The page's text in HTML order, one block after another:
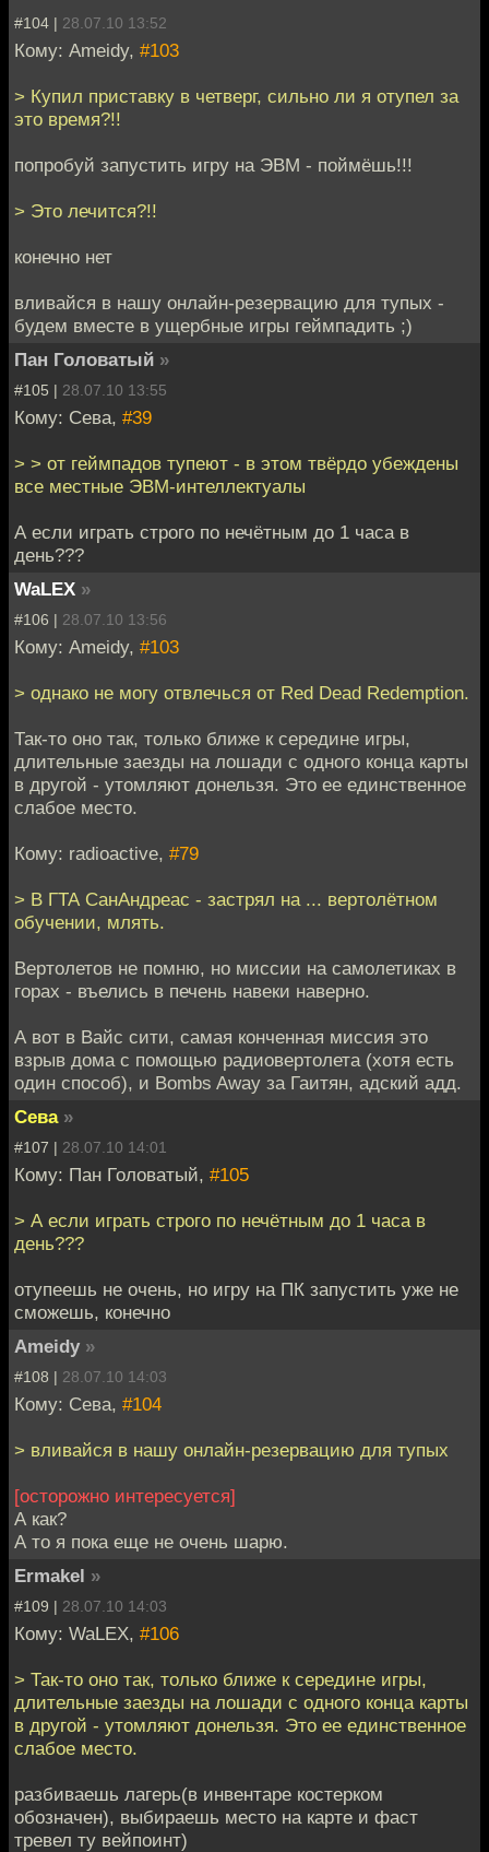
#104 | 28.07.10 13:52
Кому: Ameidy, #103
> Купил приставку в четверг, сильно ли я отупел за
это время?!!
попробуй запустить игру на ЭВМ - поймёшь!!!
> Это лечится?!!
конечно нет
вливайся в нашу онлайн-резервацию для тупых -
будем вместе в ущербные игры геймпадить ;)
Пан Головатый »
#105 | 28.07.10 13:55
Кому: Сева, #39
> > от геймпадов тупеют - в этом твёрдо убеждены
все местные ЭВМ-интеллектуалы
А если играть строго по нечётным до 1 часа в
день???
WaLEX »
#106 | 28.07.10 13:56
Кому: Ameidy, #103
> однако не могу отвлечься от Red Dead Redemption.
Так-то оно так, только ближе к середине игры,
длительные заезды на лошади с одного конца карты
в другой - утомляют донельзя. Это ее единственное
слабое место.
Кому: radioactive, #79
> В ГТА СанАндреас - застрял на ... вертолётном
обучении, млять.
Вертолетов не помню, но миссии на самолетиках в
горах - въелись в печень навеки наверно.
А вот в Вайс сити, самая конченная миссия это
взрыв дома с помощью радиовертолета (хотя есть
один способ), и Bombs Away за Гаитян, адский адд.
Сева »
#107 | 28.07.10 14:01
Кому: Пан Головатый, #105
> А если играть строго по нечётным до 1 часа в
день???
отупеешь не очень, но игру на ПК запустить уже не
сможешь, конечно
Ameidy »
#108 | 28.07.10 14:03
Кому: Сева, #104
> вливайся в нашу онлайн-резервацию для тупых
[осторожно интересуется]
А как?
А то я пока еще не очень шарю.
Ermakel »
#109 | 28.07.10 14:03
Кому: WaLEX, #106
> Так-то оно так, только ближе к середине игры,
длительные заезды на лошади с одного конца карты
в другой - утомляют донельзя. Это ее единственное
слабое место.
разбиваешь лагерь(в инвентаре костерком
обозначен), выбираешь место на карте и фаст
тревел ту вейпоинт)